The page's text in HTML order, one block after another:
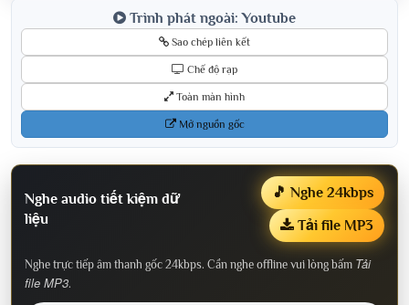
Trình phát ngoài: Youtube
Sao chép liên kết
Chế độ rạp
Toàn màn hình
Mở nguồn gốc
Nghe audio tiết kiệm dữ
liệu
🎵 Nghe 24kbps
Tải file MP3
Nghe trực tiếp âm thanh gốc 24kbps. Cần nghe offline vui lòng bấm Tải
file MP3.